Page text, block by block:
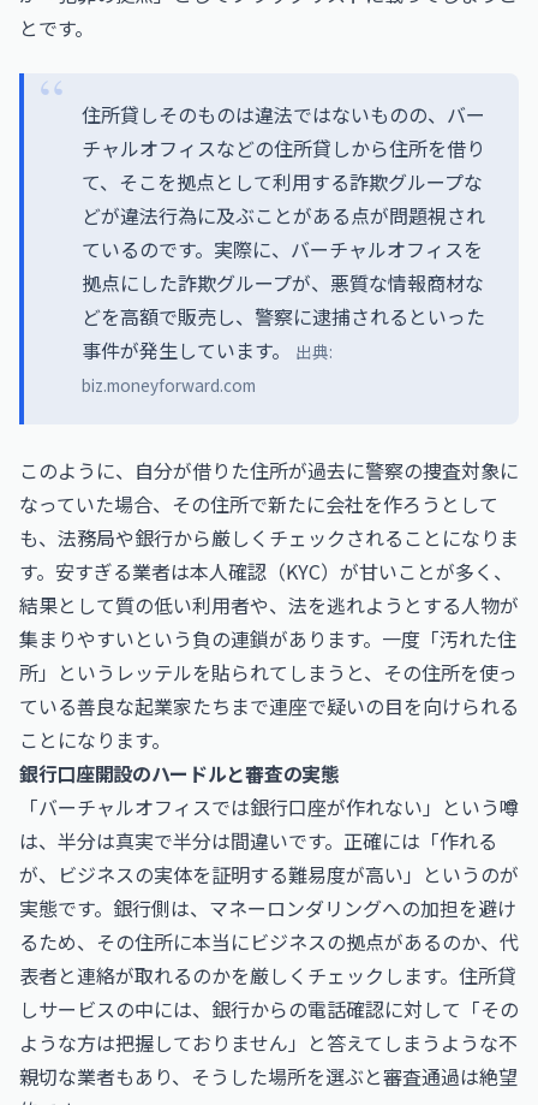
とです。
住所貸しそのものは違法ではないものの、バー
チャルオフィスなどの住所貸しから住所を借り
て、そこを拠点として利用する詐欺グループな
どが違法行為に及ぶことがある点が問題視され
ているのです。実際に、バーチャルオフィスを
拠点にした詐欺グループが、悪質な情報商材な
どを高額で販売し、警察に逮捕されるといった
事件が発生しています。
出典:
biz.moneyforward.com
このように、自分が借りた住所が過去に警察の捜査対象に
なっていた場合、その住所で新たに会社を作ろうとして
も、法務局や銀行から厳しくチェックされることになりま
す。安すぎる業者は本人確認（KYC）が甘いことが多く、
結果として質の低い利用者や、法を逃れようとする人物が
集まりやすいという負の連鎖があります。一度「汚れた住
所」というレッテルを貼られてしまうと、その住所を使っ
ている善良な起業家たちまで連座で疑いの目を向けられる
ことになります。
銀行口座開設のハードルと審査の実態
「バーチャルオフィスでは銀行口座が作れない」という噂
は、半分は真実で半分は間違いです。正確には「作れる
が、ビジネスの実体を証明する難易度が高い」というのが
実態です。銀行側は、マネーロンダリングへの加担を避け
るため、その住所に本当にビジネスの拠点があるのか、代
表者と連絡が取れるのかを厳しくチェックします。住所貸
しサービスの中には、銀行からの電話確認に対して「その
ような方は把握しておりません」と答えてしまうような不
親切な業者もあり、そうした場所を選ぶと審査通過は絶望